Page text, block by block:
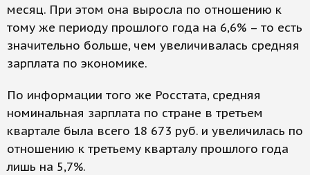
месяц. При этом она выросла по отношению к
тому же периоду прошлого года на 6,6% – то есть
значительно больше, чем увеличивалась средняя
зарплата по экономике.
По информации того же Росстата, средняя
номинальная зарплата по стране в третьем
квартале была всего 18 673 руб. и увеличилась по
отношению к третьему кварталу прошлого года
лишь на 5,7%.